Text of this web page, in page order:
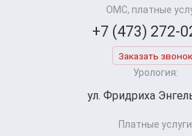
ОМС, платные
+7 (473) 272-
Заказать звонок
Урология:
ул. Фридриха
Платные услуги